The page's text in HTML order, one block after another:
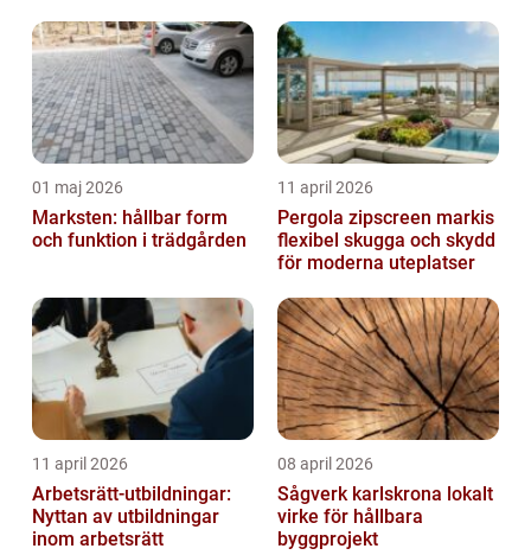
01 maj 2026
Marksten: hållbar form
och funktion i trädgården
11 april 2026
Pergola zipscreen markis
flexibel skugga och skydd
för moderna uteplatser
11 april 2026
Arbetsrätt-utbildningar:
Nyttan av utbildningar
inom arbetsrätt
08 april 2026
Sågverk karlskrona lokalt
virke för hållbara
byggprojekt